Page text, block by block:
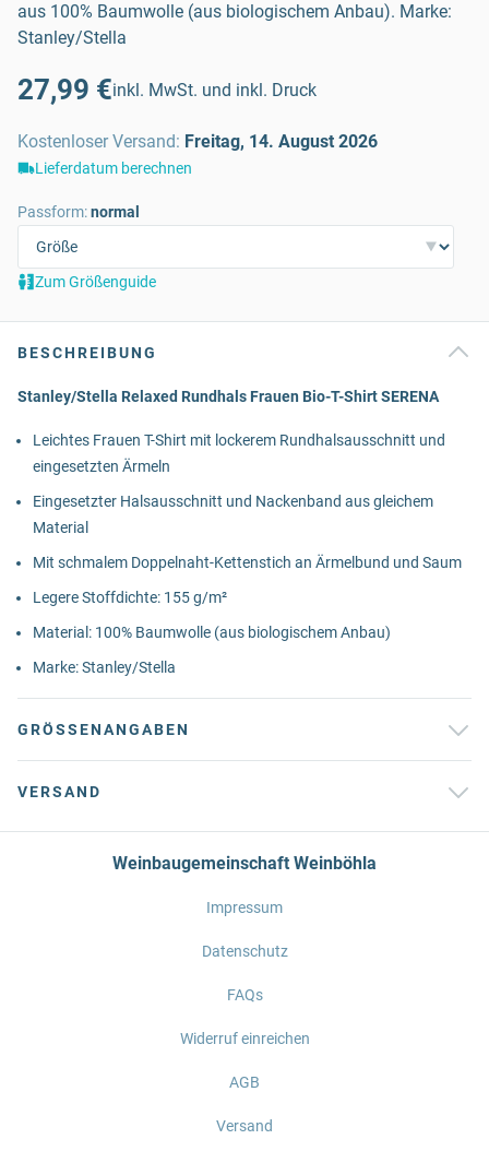
aus 100% Baumwolle (aus biologischem Anbau). Marke:
Stanley/Stella
27,99 €inkl. MwSt. und inkl. Druck
Kostenloser Versand: Freitag, 14. August 2026
Lieferdatum berechnen
Passform:normal
Zum Größenguide
BESCHREIBUNG
Stanley/Stella Relaxed Rundhals Frauen Bio-T-Shirt SERENA
Leichtes Frauen T-Shirt mit lockerem Rundhalsausschnitt und
eingesetzten Ärmeln
Eingesetzter Halsausschnitt und Nackenband aus gleichem
Material
Mit schmalem Doppelnaht-Kettenstich an Ärmelbund und Saum
Legere Stoffdichte: 155 g/m²
Material: 100% Baumwolle (aus biologischem Anbau)
Marke: Stanley/Stella
GRÖSSENANGABEN
VERSAND
Weinbaugemeinschaft Weinböhla
Impressum
Datenschutz
FAQs
Widerruf einreichen
AGB
Versand